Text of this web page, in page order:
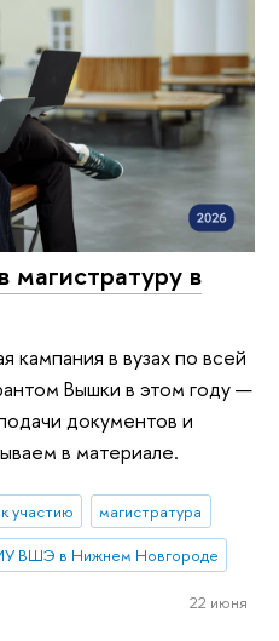
магистратуру в
кампания в вузах по всей
Вышки в этом году —
документов и
в материале.
участию
магистратура
ВШЭ в Нижнем Новгороде
22 июня